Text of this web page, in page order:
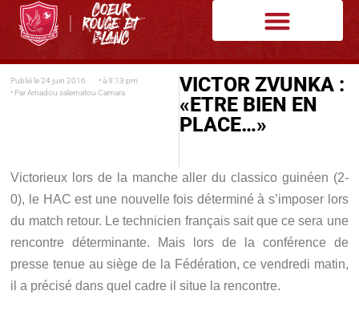
Publié le 24 juin 2016 • à 9:13 pm
• ParAmadou salematou Camara
VICTOR ZVUNKA :
«ETRE BIEN EN
PLACE…»
Victorieux lors de la manche aller du classico guinéen (2-
0), le HAC est une nouvelle fois déterminé à s’imposer lors
du match retour. Le technicien français sait que ce sera une
rencontre déterminante. Mais lors de la conférence de
presse tenue au siège de la Fédération, ce vendredi matin,
il a précisé dans quel cadre il situe la rencontre.